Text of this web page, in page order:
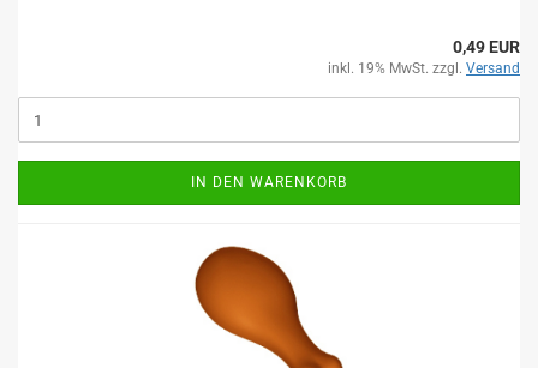
0,49 EUR
inkl. 19% MwSt. zzgl. Versand
IN DEN WARENKORB